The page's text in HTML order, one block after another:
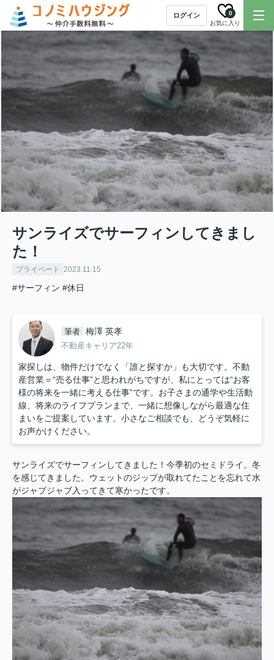
ログイン
お気に入り
0
サンライズでサーフィンしてきまし
た！
プライベート 2023.11.15
#サーフィン #休日
筆者 梅澤 英孝
不動産キャリア22年
家探しは、物件だけでなく「誰と探すか」も大切です。不動
産営業＝“売る仕事”と思われがちですが、私にとっては“お客
様の将来を一緒に考える仕事”です。お子さまの通学や生活動
線、将来のライフプランまで、一緒に想像しながら最適な住
まいをご提案しています。小さなご相談でも、どうぞ気軽に
お声かけください。
サンライズでサーフィンしてきました！今季初のセミドライ。冬
を感じてきました。ウェットのジップが取れてたことを忘れて水
がジャブジャブ入ってきて寒かったです。